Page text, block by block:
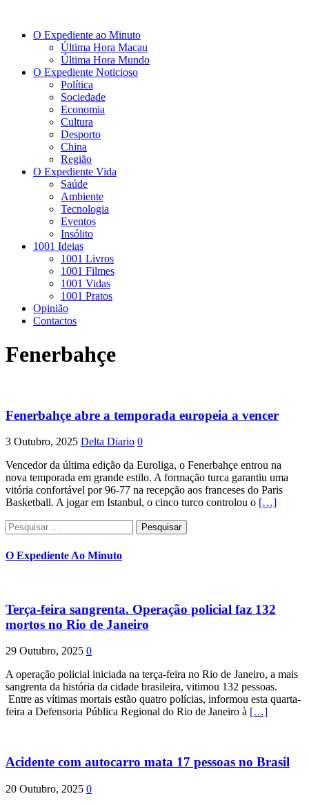
O Expediente ao Minuto
Última Hora Macau
Última Hora Mundo
O Expediente Noticioso
Política
Sociedade
Economia
Cultura
Desporto
China
Região
O Expediente Vida
Saúde
Ambiente
Tecnologia
Eventos
Insólito
1001 Ideias
1001 Livros
1001 Filmes
1001 Vidas
1001 Pratos
Opinião
Contactos
Fenerbahçe
Fenerbahçe abre a temporada europeia a vencer
3 Outubro, 2025 Delta Diario 0
Vencedor da última edição da Euroliga, o Fenerbahçe entrou na
nova temporada em grande estilo. A formação turca garantiu uma
vitória confortável por 96-77 na recepção aos franceses do Paris
Basketball. A jogar em Istanbul, o cinco turco controlou o […]
Pesquisar
por:
O Expediente Ao Minuto
Terça-feira sangrenta. Operação policial faz 132
mortos no Rio de Janeiro
29 Outubro, 2025 0
A operação policial iniciada na terça-feira no Rio de Janeiro, a mais
sangrenta da história da cidade brasileira, vitimou 132 pessoas.
Entre as vítimas mortais estão quatro polícias, informou esta quarta-
feira a Defensoria Pública Regional do Rio de Janeiro à […]
Acidente com autocarro mata 17 pessoas no Brasil
20 Outubro, 2025 0